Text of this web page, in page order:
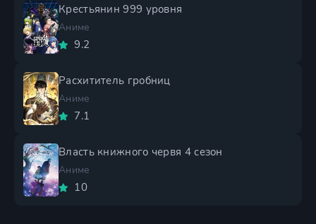
Крестьянин 999 уровня
Аниме
9.2
Расхититель гробниц
Аниме
7.1
Власть книжного червя 4 сезон
Аниме
10